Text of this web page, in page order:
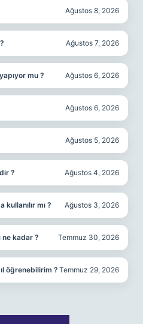
Ağustos 8, 2026
Ağustos 7, 2026
mu ? Ağustos 6, 2026
Ağustos 6, 2026
Ağustos 5, 2026
? Ağustos 4, 2026
mı ? Ağustos 3, 2026
ne kadar ? Temmuz 30, 2026
öğrenebilirim ? Temmuz 29, 2026